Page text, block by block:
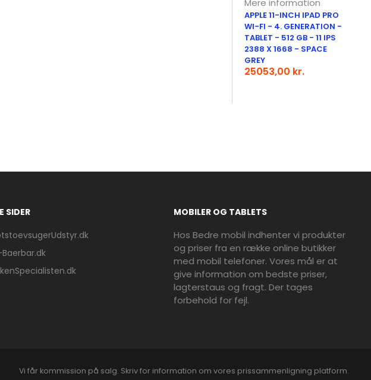
Mere information
APPLE 11-INCH IPAD PRO
WI-FI - 4. GENERATION -
TABLET - 512 GB - 11 IPS
2388 X 1668 - SPACE
GREY
25053,00 kr.
SIDER
Baerbar.dk
MOBILER OG TABLETS
Hos Bedre mobil indhenter vi produkter
og priser fra en række online butikker
med mobil telefoner. Vores mål er at
give information om bedste priser,
lagterstaus og fragt. Der tages
forbehold for fejl.
Vi får kommission på salg. Skriv for information om vores prissammenligning platform.